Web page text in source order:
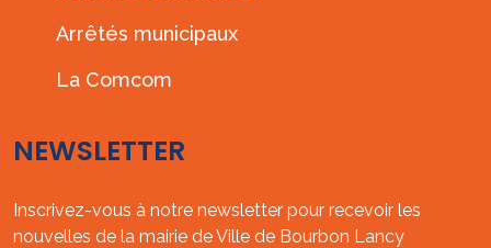
Arrêtés municipaux
La Comcom
NEWSLETTER
Inscrivez-vous à notre newsletter pour recevoir les
nouvelles de la mairie de Ville de Bourbon Lancy